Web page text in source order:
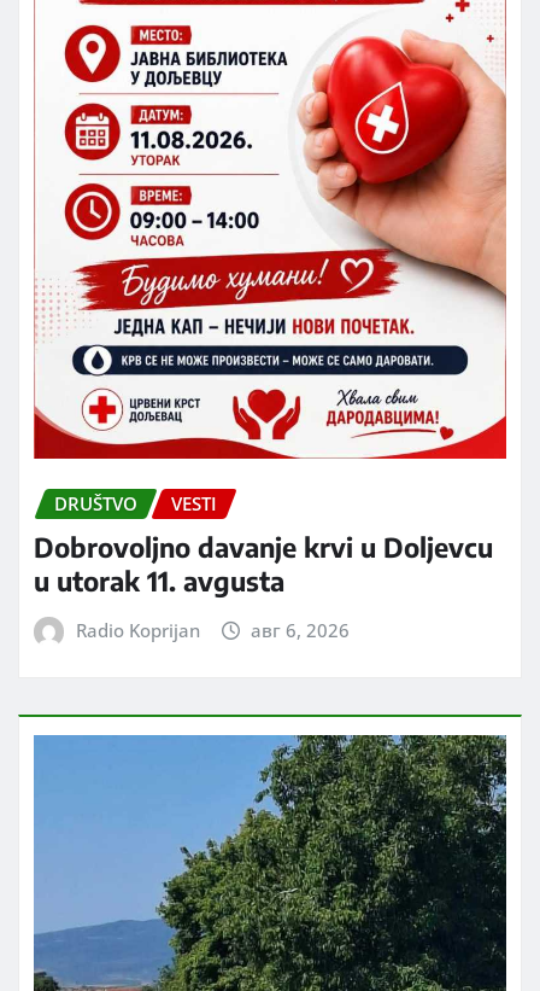
DRUŠTVO VESTI
Dobrovoljno davanje krvi u Doljevcu
u utorak 11. avgusta
Radio Koprijan авг 6, 2026